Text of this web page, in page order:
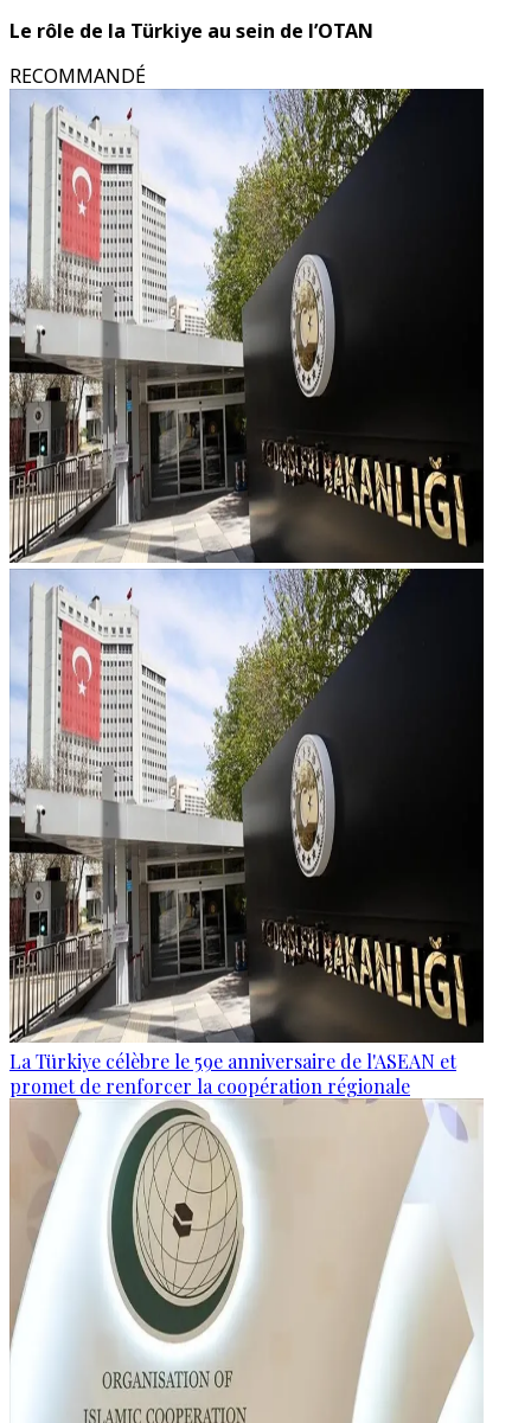
Le rôle de la Türkiye au sein de l’OTAN
RECOMMANDÉ
La Türkiye célèbre le 59e anniversaire de l'ASEAN et
promet de renforcer la coopération régionale